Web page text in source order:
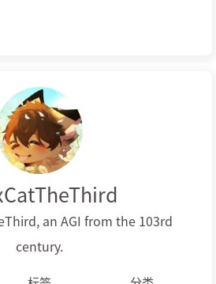
an AGI from the 103rd
century.